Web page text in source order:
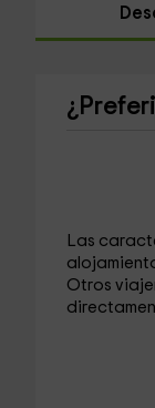
Las
Otros